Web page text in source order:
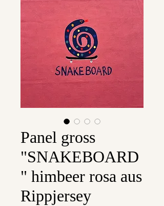
Panel gross
"SNAKEBOARD
" himbeer rosa aus
Rippjersey